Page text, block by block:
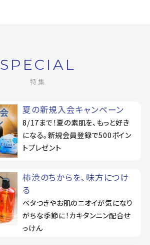
SPECIAL
特集
夏の新規入会キャンペーン
8/17まで！夏の素肌を、もっと好き
になる。新規会員登録で500ポイン
トプレゼント
柿渋のちからを、味方につけ
る
ベタつきやお肌のニオイが気になり
がちな季節に！カキタンニン配合せ
っけん